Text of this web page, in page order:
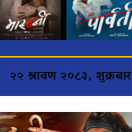
२२ श्रावण २०८३, शुक्रबार